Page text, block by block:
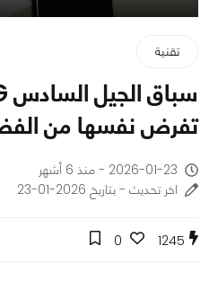
تقنية
تفرض نفسها من
2026-01-23 - منذ 6 أشهر
اخر تحديث - بتاريخ 2026-01-23
1245
0